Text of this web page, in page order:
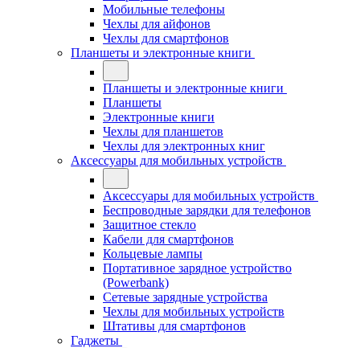
Мобильные телефоны
Чехлы для айфонов
Чехлы для смартфонов
Планшеты и электронные книги
Планшеты и электронные книги
Планшеты
Электронные книги
Чехлы для планшетов
Чехлы для электронных книг
Аксессуары для мобильных устройств
Аксессуары для мобильных устройств
Беспроводные зарядки для телефонов
Защитное стекло
Кабели для смартфонов
Кольцевые лампы
Портативное зарядное устройство
(Powerbank)
Сетевые зарядные устройства
Чехлы для мобильных устройств
Штативы для смартфонов
Гаджеты